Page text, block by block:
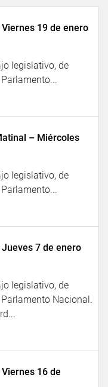
19 de enero
legislativo, de
– Miércoles
legislativo, de
7 de enero
legislativo, de
Nacional.
16 de